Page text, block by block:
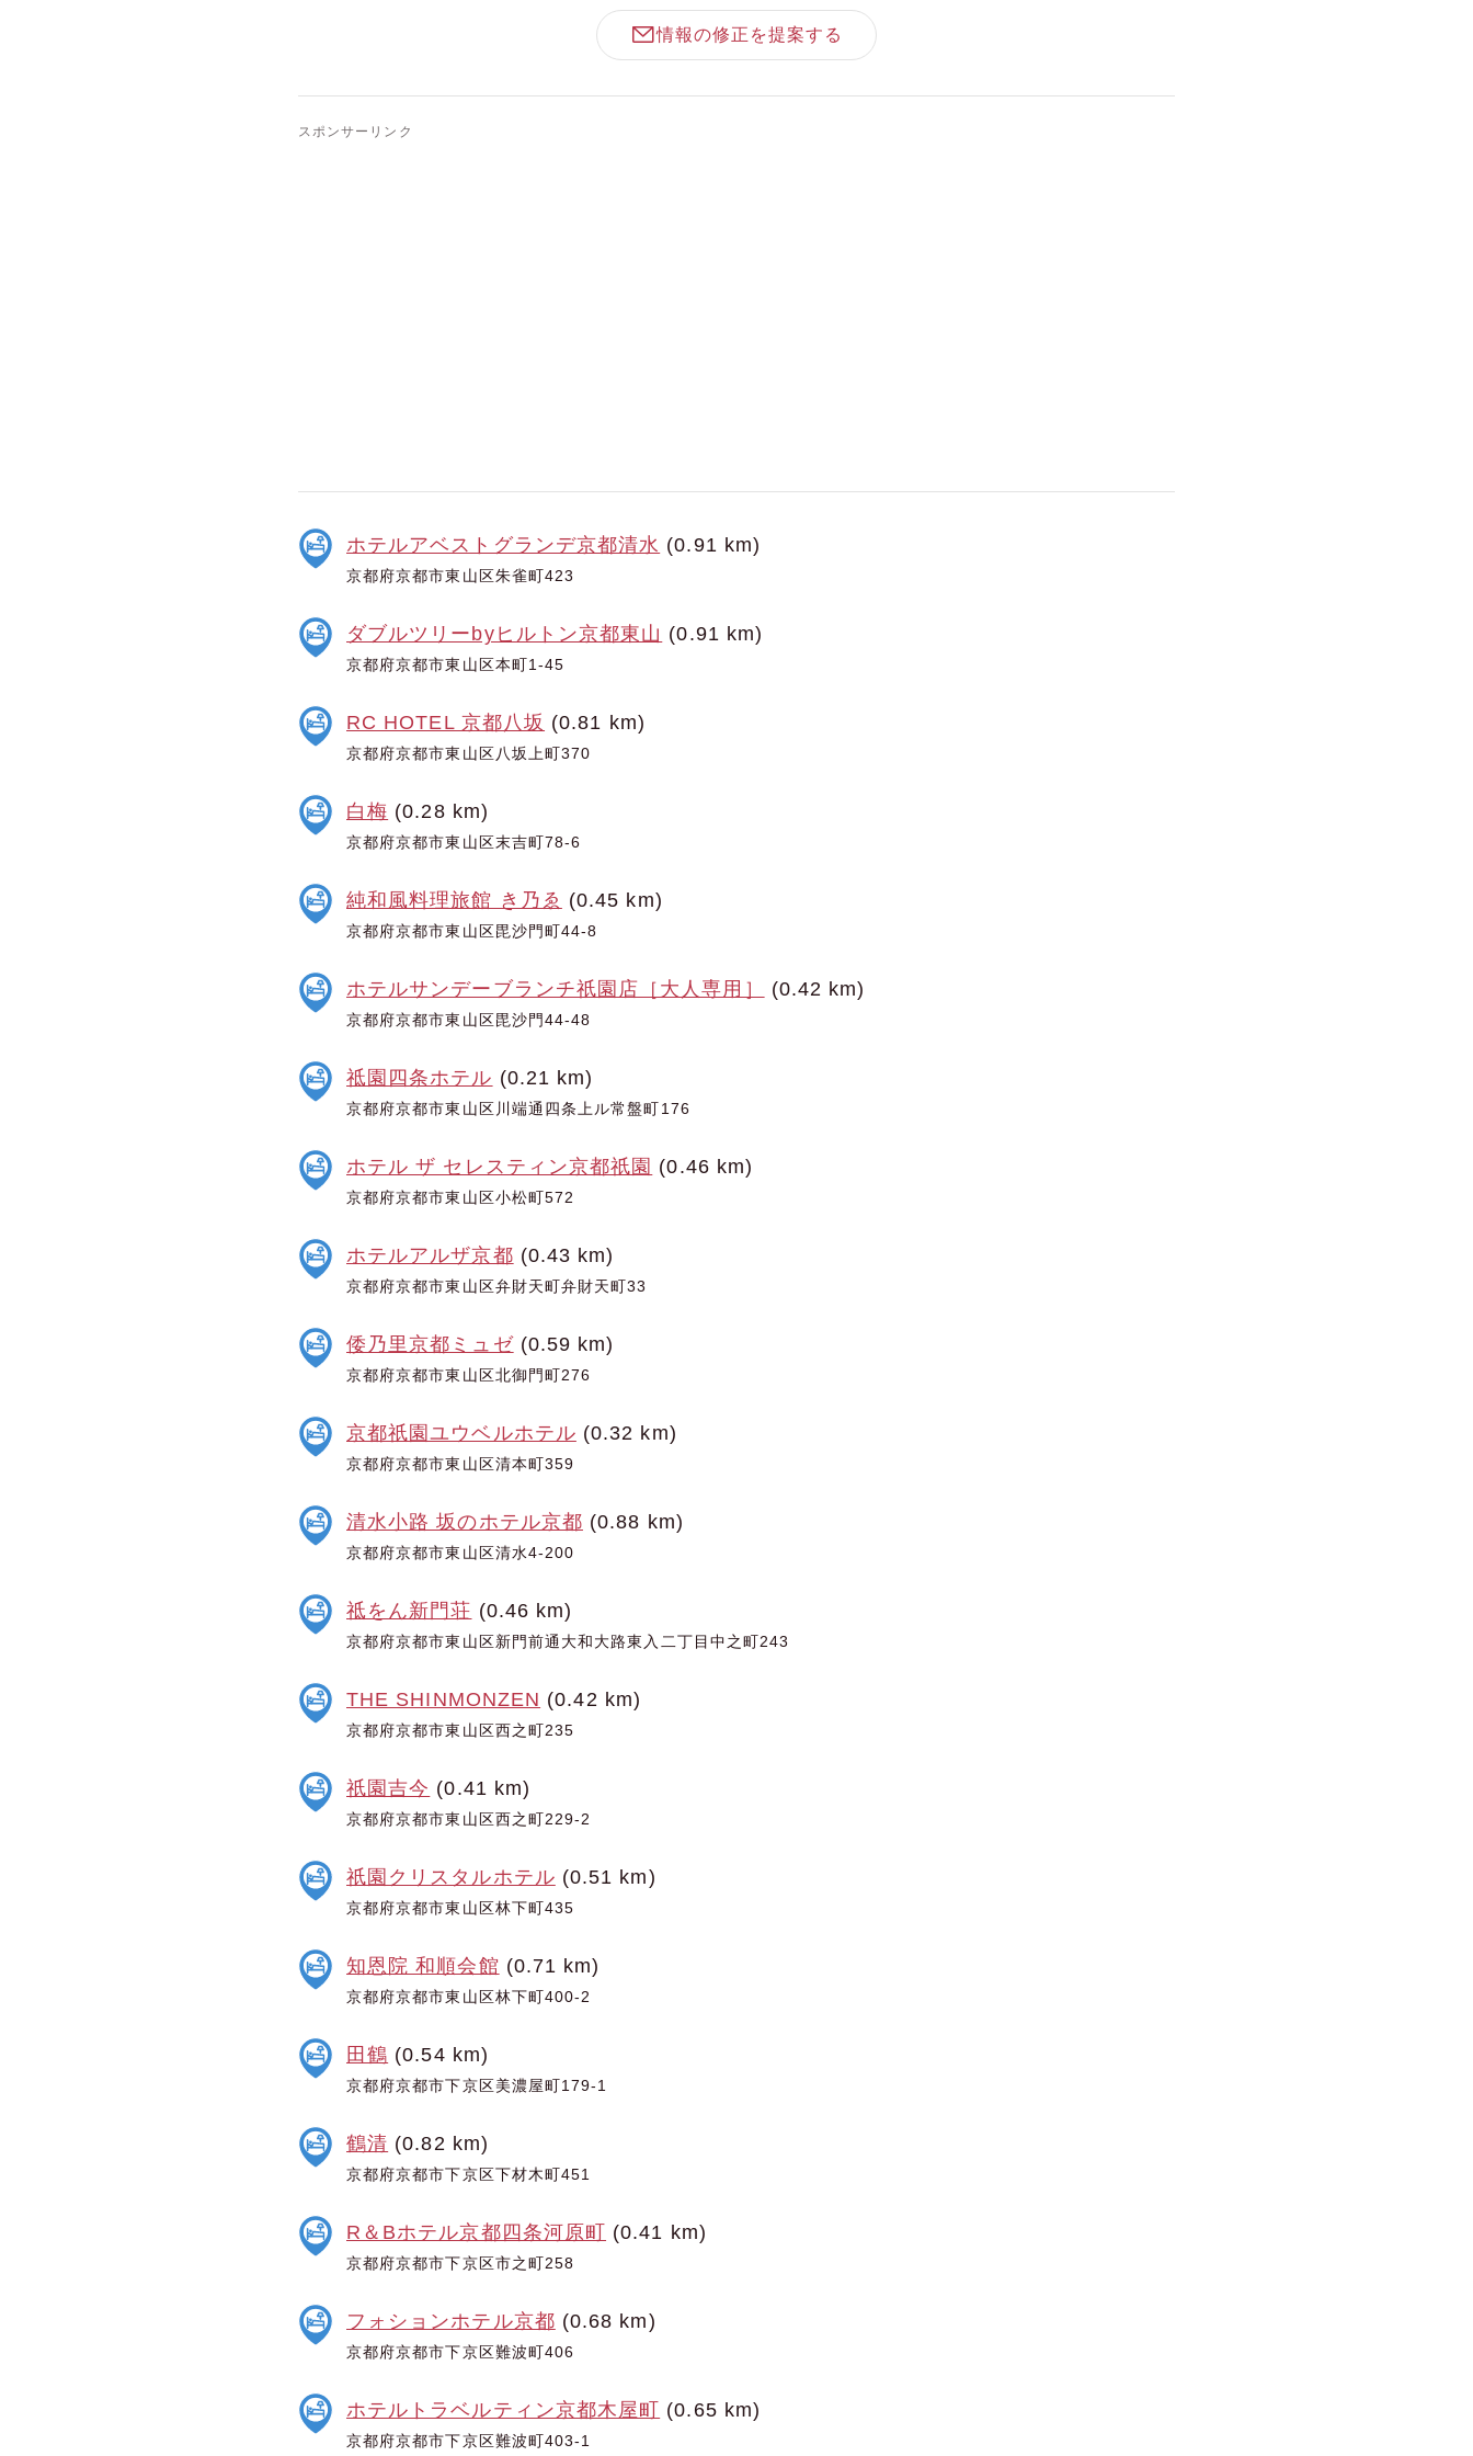
情報の修正を提案する
スポンサーリンク
ホテルアベストグランデ京都清水 (0.91 km)
京都府京都市東山区朱雀町423
ダブルツリーbyヒルトン京都東山 (0.91 km)
京都府京都市東山区本町1-45
RC HOTEL 京都八坂 (0.81 km)
京都府京都市東山区八坂上町370
白梅 (0.28 km)
京都府京都市東山区末吉町78-6
純和風料理旅館 き乃ゑ (0.45 km)
京都府京都市東山区毘沙門町44-8
ホテルサンデーブランチ祇園店［大人専用］ (0.42 km)
京都府京都市東山区毘沙門44-48
祗園四条ホテル (0.21 km)
京都府京都市東山区川端通四条上ル常盤町176
ホテル ザ セレスティン京都祇園 (0.46 km)
京都府京都市東山区小松町572
ホテルアルザ京都 (0.43 km)
京都府京都市東山区弁財天町弁財天町33
倭乃里京都ミュゼ(0.59 km)
京都府京都市東山区北御門町276
京都祇園ユウベルホテル (0.32 km)
京都府京都市東山区清本町359
清水小路 坂のホテル京都 (0.88 km)
京都府京都市東山区清水4-200
祗をん新門荘 (0.46 km)
京都府京都市東山区新門前通大和大路東入二丁目中之町243
THE SHINMONZEN (0.42 km)
京都府京都市東山区西之町235
祇園吉今 (0.41 km)
京都府京都市東山区西之町229-2
祇園クリスタルホテル (0.51 km)
京都府京都市東山区林下町435
知恩院 和順会館 (0.71 km)
京都府京都市東山区林下町400-2
田鶴 (0.54 km)
京都府京都市下京区美濃屋町179-1
鶴清 (0.82 km)
京都府京都市下京区下材木町451
R＆Bホテル京都四条河原町 (0.41 km)
京都府京都市下京区市之町258
フォションホテル京都 (0.68 km)
京都府京都市下京区難波町406
ホテルトラベルティン京都木屋町 (0.65 km)
京都府京都市下京区難波町403-1